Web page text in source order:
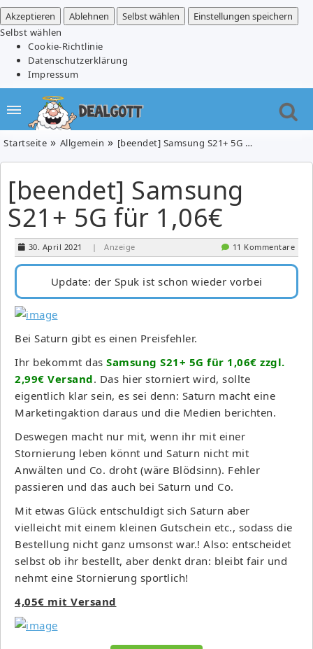
Akzeptieren
Ablehnen Selbst wählen
Einstellungen speichern
Selbst wählen
Cookie-Richtlinie
Datenschutzerklärung
Impressum
Startseite Allgemein [beendet] Samsung S21+ 5G für 1,06€
[beendet] Samsung
S21+ 5G für 1,06€
30. April 2021 | Anzeige 11 Kommentare
Update: der Spuk ist schon wieder vorbei
Bei Saturn gibt es einen Preisfehler.
Ihr bekommt das Samsung S21+ 5G für 1,06€ zzgl.
2,99€ Versand. Das hier storniert wird, sollte
eigentlich klar sein, es sei denn: Saturn macht eine
Marketingaktion daraus und die Medien berichten.
Deswegen macht nur mit, wenn ihr mit einer
Stornierung leben könnt und Saturn nicht mit
Anwälten und Co. droht (wäre Blödsinn). Fehler
passieren und das auch bei Saturn und Co.
Mit etwas Glück entschuldigt sich Saturn aber
vielleicht mit einem kleinen Gutschein etc., sodass die
Bestellung nicht ganz umsonst war.! Also: entscheidet
selbst ob ihr bestellt, aber denkt dran: bleibt fair und
nehmt eine Stornierung sportlich!
4,05€ mit Versand